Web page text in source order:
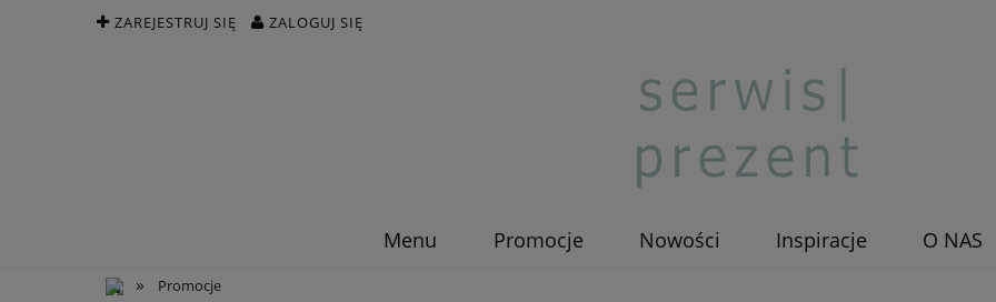
ZAREJESTRUJ SIĘ ZALOGUJ SIĘ
Menu Promocje Nowości Inspiracje O NAS
» Promocje